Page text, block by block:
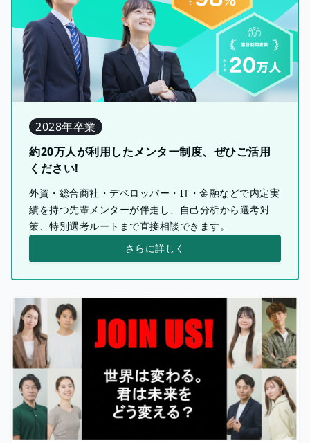
2028年卒業
約20万人が利用したメンター制度、ぜひご活用
ください!
外資・総合商社・デベロッパー・IT・金融などで内定実
績を持つ先輩メンターが伴走し、自己分析から選考対
策、特別選考ルートまで直接相談できます。
さらに詳しく